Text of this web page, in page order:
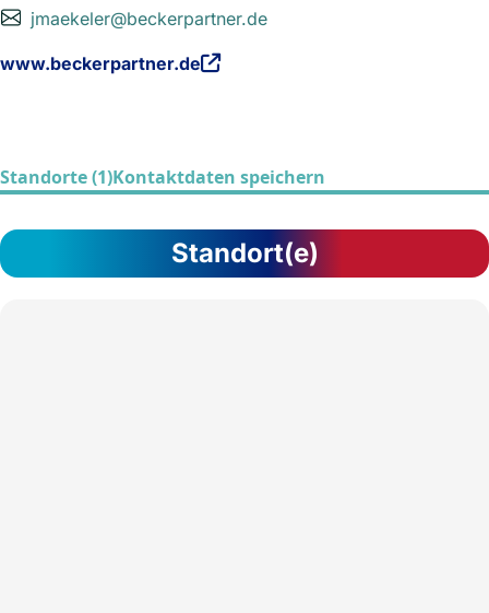
jmaekeler@beckerpartner.de
www.beckerpartner.de
Standorte (1)Kontaktdaten speichern
Standort(e)